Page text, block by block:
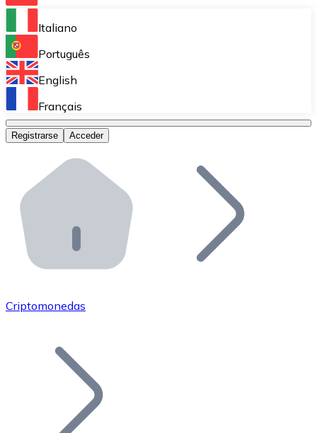
Bitnovo Ramp
Integra nuestra solución en tu plataforma.
Bitnovo Giftcards
Bitnovo OTC
Bitnovo ATM
Integra un ATM Bitnovo en tu negocio y permite que
Bitnovo API
Integra nuestra API en tu ecosistema.
Únete a nuestra red de distribuidores.
Añade tu proyecto a nuestro ecosistema.
Italiano
Português
English
Français
Registrarse Acceder
Criptomonedas